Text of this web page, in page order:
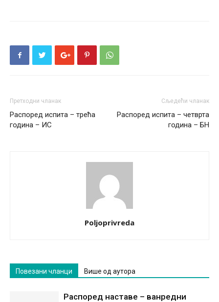
Претходни чланак
Распоред испита – трећа
година – ИС
Сљедећи чланак
Распоред испита – четврта
година – БН
Poljoprivreda
Повезани чланци Више од аутора
Распоред наставе – ванредни